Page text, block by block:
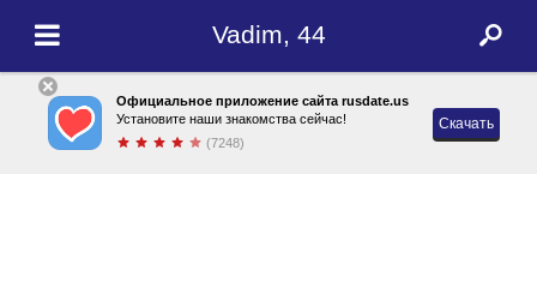
Vadim, 44
Официальное приложение сайта rusdate.us
Установите наши знакомства сейчас!
(7248)
Скачать